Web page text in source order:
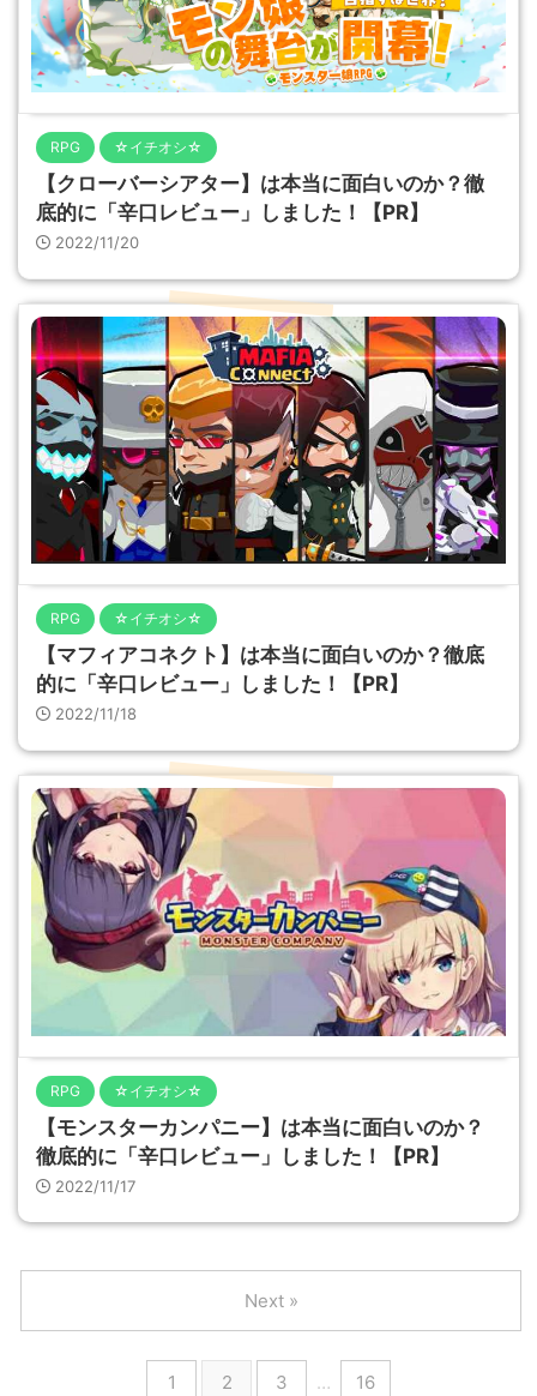
RPG ☆イチオシ☆
【クローバーシアター】は本当に面白いのか？徹
底的に「辛口レビュー」しました！【PR】
2022/11/20
RPG ☆イチオシ☆
【マフィアコネクト】は本当に面白いのか？徹底
的に「辛口レビュー」しました！【PR】
2022/11/18
RPG ☆イチオシ☆
【モンスターカンパニー】は本当に面白いのか？
徹底的に「辛口レビュー」しました！【PR】
2022/11/17
1 2 3 … 16
Next »